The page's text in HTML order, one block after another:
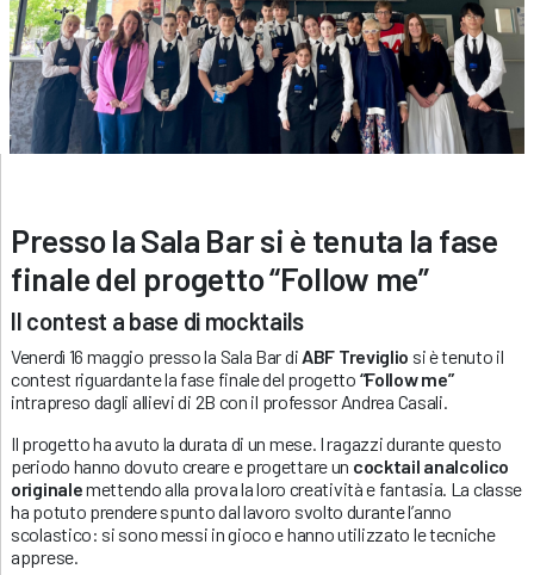
Presso la Sala Bar si è tenuta la fase
finale del progetto “Follow me”
Il contest a base di mocktails
Venerdì 16 maggio presso la Sala Bar di ABF Treviglio si è tenuto il
contest riguardante la fase finale del progetto “Follow me”
intrapreso dagli allievi di 2B con il professor Andrea Casali.
Il progetto ha avuto la durata di un mese. I ragazzi durante questo
periodo hanno dovuto creare e progettare un cocktail analcolico
originalemettendo alla prova la loro creatività e fantasia. La classe
ha potuto prendere spunto dal lavoro svolto durante l’anno
scolastico: si sono messi in gioco e hanno utilizzato le tecniche
apprese.